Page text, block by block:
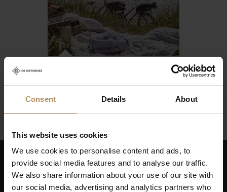
Consent Details About
This website uses cookies
We use cookies to personalise content and ads, to
provide social media features and to analyse our traffic.
We also share information about your use of our site with
our social media, advertising and analytics partners who
Hold deg oppdatert på nyheter, og få spennende
reisetilbud som frister!